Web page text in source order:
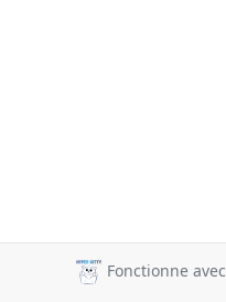
Fonctionne avec